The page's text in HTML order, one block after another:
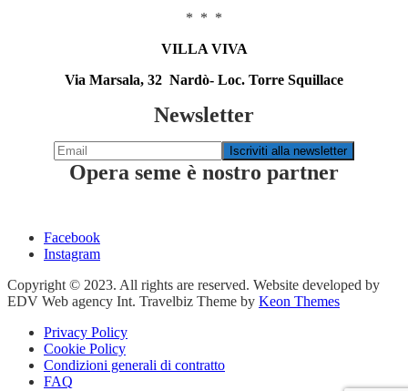
* * *
VILLA VIVA
Via Marsala, 32 Nardò- Loc. Torre Squillace
Newsletter
Opera seme è nostro partner
Facebook
Instagram
Copyright © 2023. All rights are reserved. Website developed by
EDV Web agency Int. Travelbiz Theme by Keon Themes
Privacy Policy
Cookie Policy
Condizioni generali di contratto
FAQ